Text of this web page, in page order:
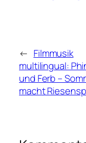
← Filmmusik
multilingual:
und Ferb –
macht